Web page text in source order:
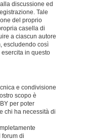
discussione ed
Tale
del proprio
casella di
a ciascun autore
escludendo così
in questo
e condivisione
scopo è
per poter
chi ha necessità di
di